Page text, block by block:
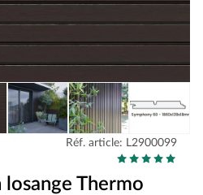
Réf. article: L2900099
losange Thermo